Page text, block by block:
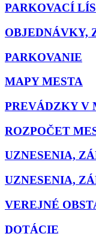
PARKOVACÍ
OBJEDNÁVKY,
PARKOVANIE
MAPY MESTA
PREVÁDZKY V
ROZPOČET
UZNESENIA,
UZNESENIA,
VEREJNÉ
DOTÁCIE